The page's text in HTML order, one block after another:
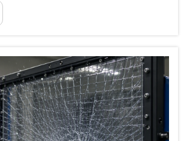
sử dụng cường độ cao trong
đấu là điều thiết yếu để kiểm